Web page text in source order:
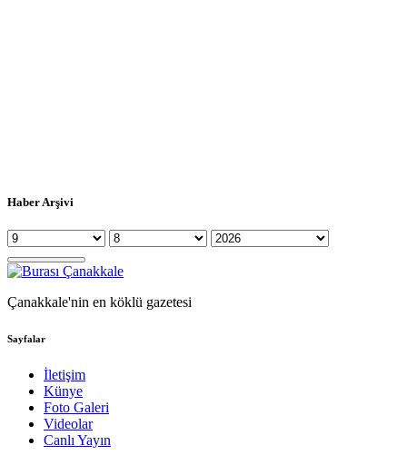
Haber Arşivi
Çanakkale'nin en köklü gazetesi
Sayfalar
İletişim
Künye
Foto Galeri
Videolar
Canlı Yayın